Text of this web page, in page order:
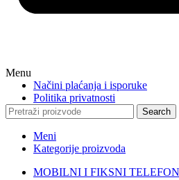
Menu
Načini plaćanja i isporuke
Politika privatnosti
Search
Meni
Kategorije proizvoda
MOBILNI I FIKSNI